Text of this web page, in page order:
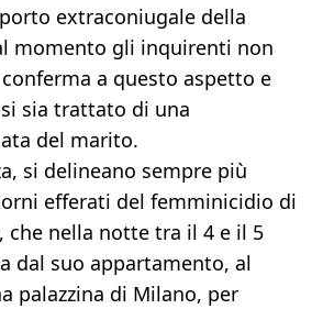
extraconiugale della
momento gli inquirenti non
a questo aspetto e
sia trattato di una
del marito.
si delineano sempre più
efferati del femminicidio di
che nella notte tra il 4 e il 5
dal suo appartamento, al
palazzina di Milano, per